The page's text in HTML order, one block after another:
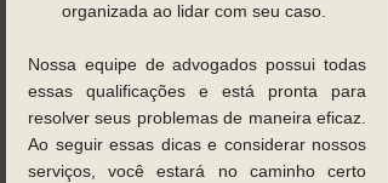
organizada ao lidar com seu caso.
Nossa equipe de advogados possui todas
essas qualificações e está pronta para
resolver seus problemas de maneira eficaz.
Ao seguir essas dicas e considerar nossos
serviços, você estará no caminho certo